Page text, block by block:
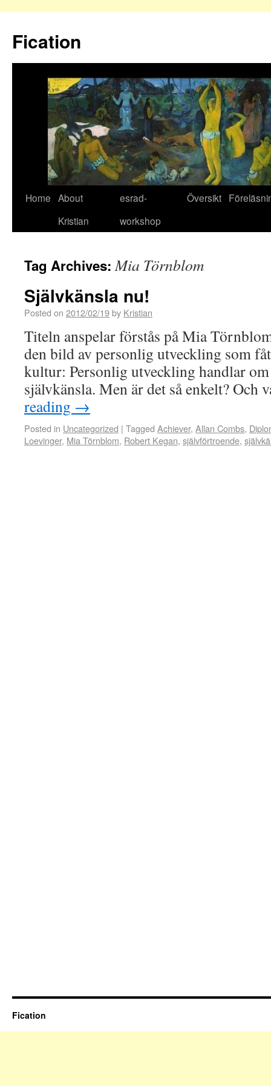
Fication
Home About
Kristian
esrad-
workshop
Översikt
Tag Archives:Mia Törnblom
Självkänsla nu!
Posted on 2012/02/19by Kristian
Titeln anspelar förstås på Mia
den bild av personlig utveckling som
kultur: Personlig utveckling handlar
självkänsla. Men är det så enkelt?
reading →
Posted in Uncategorized | Tagged Achiever, Allan Combs,
Loevinger, Mia Törnblom, Robert Kegan, självförtroende,
Fication